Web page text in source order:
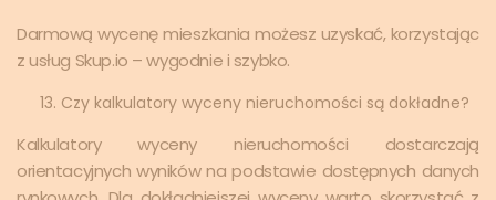
Darmową wycenę mieszkania możesz uzyskać, korzystając
z usług Skup.io – wygodnie i szybko.
Czy kalkulatory wyceny nieruchomości są dokładne?
Kalkulatory wyceny nieruchomości dostarczają
orientacyjnych wyników na podstawie dostępnych danych